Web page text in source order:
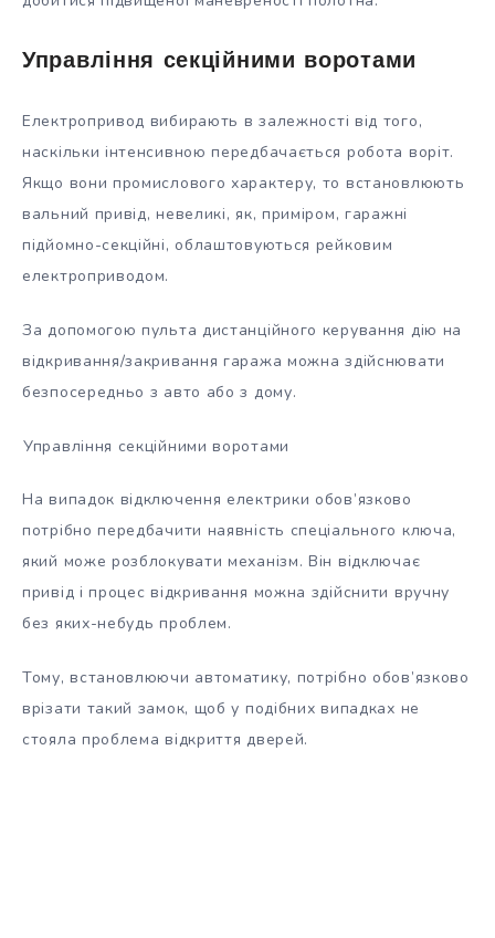
Управління секційними воротами
Електропривод вибирають в залежності від того,
наскільки інтенсивною передбачається робота воріт.
Якщо вони промислового характеру, то встановлюють
вальний привід, невеликі, як, приміром, гаражні
підйомно-секційні, облаштовуються рейковим
електроприводом.
За допомогою пульта дистанційного керування дію на
відкривання/закривання гаража можна здійснювати
безпосередньо з авто або з дому.
Управління секційними воротами
На випадок відключення електрики обов’язково
потрібно передбачити наявність спеціального ключа,
який може розблокувати механізм. Він відключає
привід і процес відкривання можна здійснити вручну
без яких-небудь проблем.
Тому, встановлюючи автоматику, потрібно обов’язково
врізати такий замок, щоб у подібних випадках не
стояла проблема відкриття дверей.